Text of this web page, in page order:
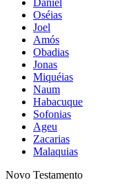
Daniel
Oséias
Joel
Amós
Obadias
Jonas
Miquéias
Naum
Habacuque
Sofonias
Ageu
Zacarias
Malaquias
Novo Testamento